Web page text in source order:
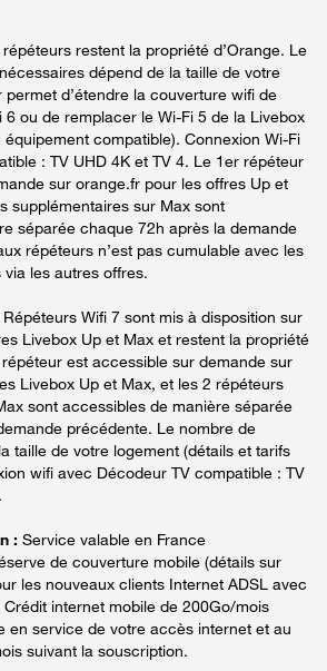
répéteurs restent la propriété d’Orange. Le
dépend de la taille de votre
d’étendre la couverture wifi de
6 ou de remplacer le Wi-Fi 5 de la Livebox
compatible). Connexion Wi-Fi
: TV UHD 4K et TV 4. Le 1er répéteur
sur orange.fr pour les offres Up et
supplémentaires sur Max sont
séparée chaque 72h après la demande
répéteurs n’est pas cumulable avec les
les autres offres.
Répéteurs Wifi 7 sont mis à disposition sur
Livebox Up et Max et restent la propriété
est accessible sur demande sur
Livebox Up et Max, et les 2 répéteurs
sont accessibles de manière séparée
précédente. Le nombre de
taille de votre logement (détails et tarifs
wifi avec Décodeur TV compatible : TV
: Service valable en France
de couverture mobile (détails sur
les nouveaux clients Internet ADSL avec
internet mobile de 200Go/mois
en service de votre accès internet et au
suivant la souscription.